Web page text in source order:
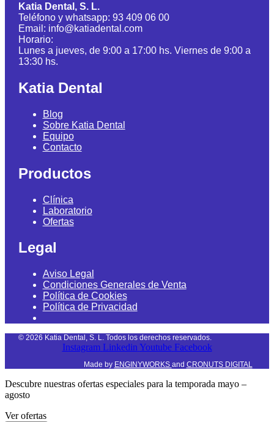
Katia Dental, S. L.
Teléfono y whatsapp: 93 409 06 00
Email: info@katiadental.com
Horario:
Lunes a jueves, de 9:00 a 17:00 hs. Viernes de 9:00 a
13:30 hs.
Katia Dental
Blog
Sobre Katia Dental
Equipo
Contacto
Productos
Clínica
Laboratorio
Ofertas
Legal
Aviso Legal
Condiciones Generales de Venta
Política de Cookies
Política de Privacidad
© 2026 Katia Dental, S. L. Todos los derechos reservados.
Instagram Linkedin Youtube Facebook
Made by ENGINYWORKS and CRONUTS DIGITAL
Descubre nuestras ofertas especiales para la temporada mayo –
agosto
Ver ofertas